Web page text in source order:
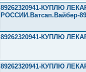
89262320941-КУПЛЮ
РОССИИ.Ватсап.Вайбер-
89262320941-КУПЛЮ
89262320941-КУПЛЮ